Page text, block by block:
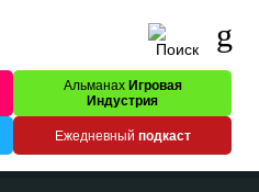
Альманах Игровая
Индустрия
Ежедневный подкаст